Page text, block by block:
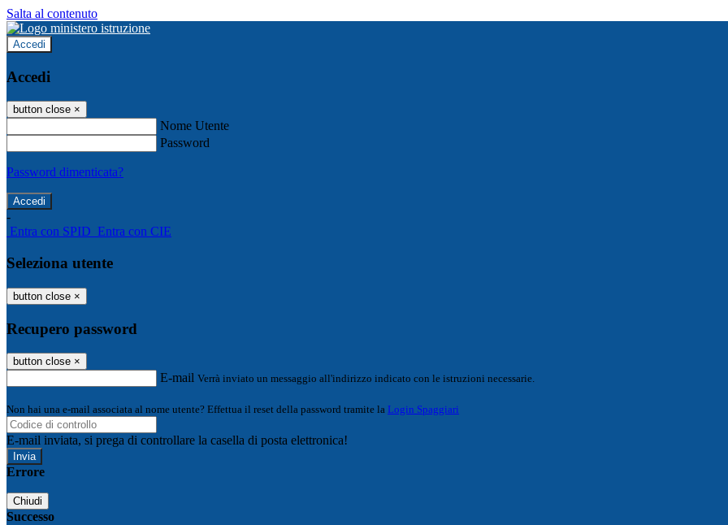
Salta al contenuto
Accedi
Accedi
button close ×
Nome Utente
Password
Password dimenticata?
-
Entra con SPID Entra con CIE
Seleziona utente
button close ×
Recupero password
button close ×
E-mail Verrà inviato un messaggio all'indirizzo indicato con le istruzioni necessarie.
Non hai una e-mail associata al nome utente? Effettua il reset della password tramite la Login Spaggiari
E-mail inviata, si prega di controllare la casella di posta elettronica!
Errore
Chiudi
Successo